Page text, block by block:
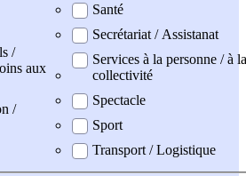
/
aux
/
Santé
Secrétariat / Assistanat
Services à la personne / à la
collectivité
Spectacle
Sport
Transport / Logistique